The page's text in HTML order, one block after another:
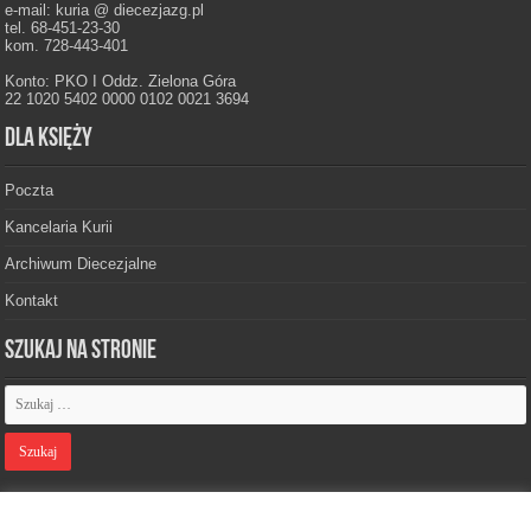
e-mail: kuria @ diecezjazg.pl
tel. 68-451-23-30
kom. 728-443-401
Konto: PKO I Oddz. Zielona Góra
22 1020 5402 0000 0102 0021 3694
Dla księży
Poczta
Kancelaria Kurii
Archiwum Diecezjalne
Kontakt
Szukaj na stronie